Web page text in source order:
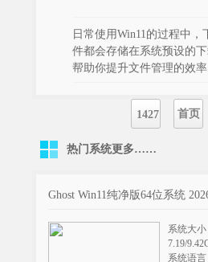
日常使用Win11的过程中
件都会存储在系统预设的
帮助你提升文件管理的效率
1427 首页
热门系统更多……
Ghost Win11纯净版64位系统
系统大小
7.19/
系统语